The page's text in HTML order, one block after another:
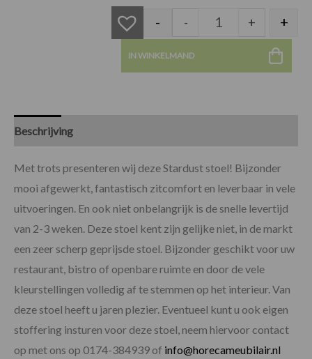
Stardust stoel
- - + +
IN WINKELMAND
Beschrijving
Met trots presenteren wij deze Stardust stoel! Bijzonder
mooi afgewerkt, fantastisch zitcomfort en leverbaar in vele
uitvoeringen. En ook niet onbelangrijk is de snelle levertijd
van 2-3 weken. Deze stoel kent zijn gelijke niet, in de markt
een zeer scherp geprijsde stoel. Bijzonder geschikt voor uw
restaurant, bistro of openbare ruimte en door de vele
kleurstellingen volledig af te stemmen op het interieur. Van
deze stoel heeft u jaren plezier. Eventueel kunt u ook eigen
stoffering insturen voor deze stoel, neem hiervoor contact
op met ons op 0174-384939 of info@horecameubilair.nl